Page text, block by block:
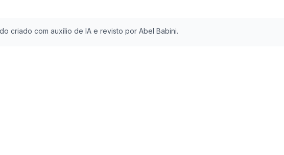
criado com auxílio de IA e revisto por Abel Babini.